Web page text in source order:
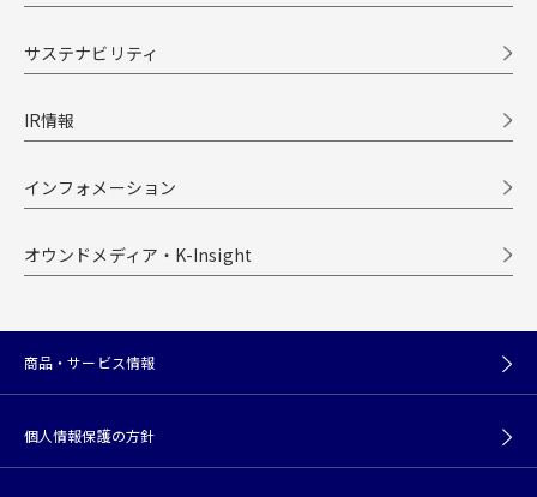
サステナビリティ
IR情報
インフォメーション
オウンドメディア・K-Insight
商品・サービス情報
個人情報保護の方針